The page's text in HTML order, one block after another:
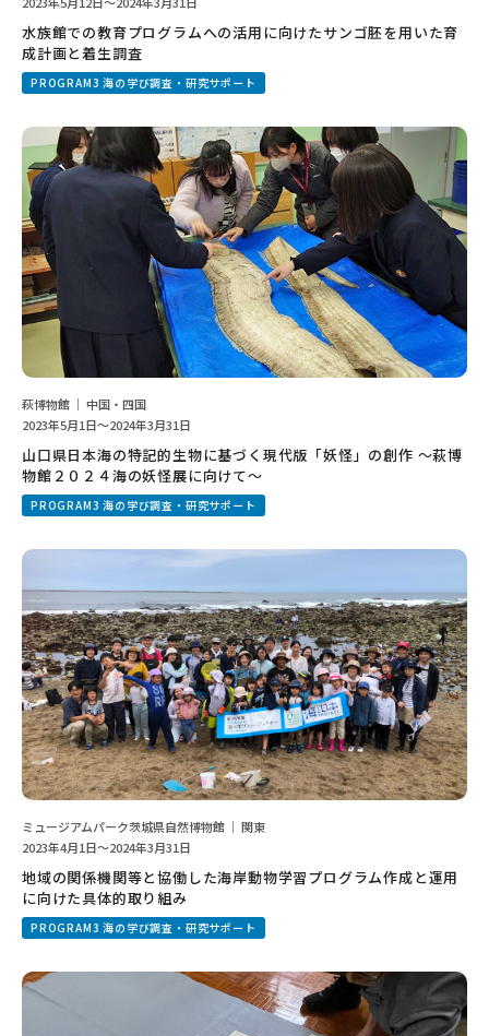
水族館での教育プログラムへの活用に向けたサンゴ胚を用いた育
成計画と着生調査
PROGRAM3 海の学び調査・研究サポート
萩博物館 ｜ 中国・四国
2023年5月1日～2024年3月31日
山口県日本海の特記的生物に基づく現代版「妖怪」の創作 ～萩博
物館２０２４海の妖怪展に向けて～
PROGRAM3 海の学び調査・研究サポート
ミュージアムパーク茨城県自然博物館 ｜ 関東
2023年4月1日～2024年3月31日
地域の関係機関等と協働した海岸動物学習プログラム作成と運用
に向けた具体的取り組み
PROGRAM3 海の学び調査・研究サポート